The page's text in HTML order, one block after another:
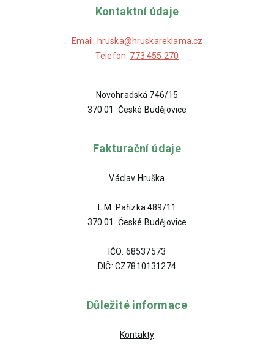
Kontaktní údaje
Email: hruska@hruskareklama.cz
Telefon: 773 455 270
Novohradská 746/15
370 01 České Budějovice
Fakturační údaje
Václav Hruška
L.M. Pařízka 489/11
370 01 České Budějovice
IČO: 68537573
DIČ: CZ7810131274
Důležité informace
Kontakty